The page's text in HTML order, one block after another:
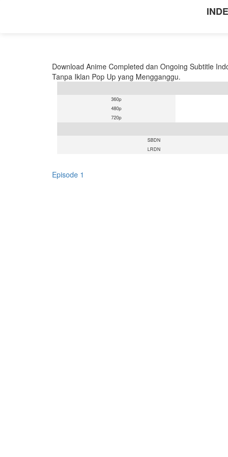
Download Anime Completed dan Ongoing Subtitle
Tanpa Iklan Pop Up yang Mengganggu.
360p
480p
720p
SBDN
LRDN
Episode 1